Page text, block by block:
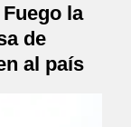
la
de
al país